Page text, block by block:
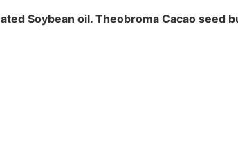
Soybean oil. Theobroma Cacao seed